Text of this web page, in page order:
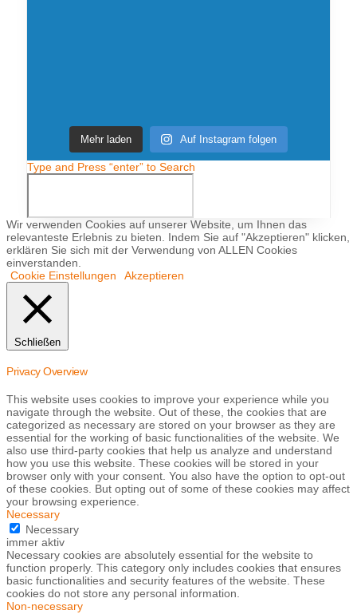
Mehr laden Auf Instagram folgen
Type and Press “enter” to Search
Wir verwenden Cookies auf unserer Website, um Ihnen das
relevanteste Erlebnis zu bieten. Indem Sie auf "Akzeptieren" klicken,
erklären Sie sich mit der Verwendung von ALLEN Cookies
einverstanden.
Cookie Einstellungen
Akzeptieren
Schließen
Privacy Overview
This website uses cookies to improve your experience while you
navigate through the website. Out of these, the cookies that are
categorized as necessary are stored on your browser as they are
essential for the working of basic functionalities of the website. We
also use third-party cookies that help us analyze and understand
how you use this website. These cookies will be stored in your
browser only with your consent. You also have the option to opt-out
of these cookies. But opting out of some of these cookies may affect
your browsing experience.
Necessary
Necessary
immer aktiv
Necessary cookies are absolutely essential for the website to
function properly. This category only includes cookies that ensures
basic functionalities and security features of the website. These
cookies do not store any personal information.
Non-necessary